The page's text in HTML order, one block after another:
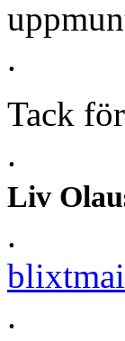
.
Tack
.
Liv
.
.